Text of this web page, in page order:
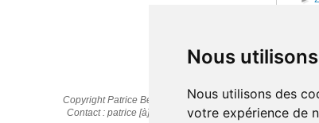
Nous
Nous utilisons des
votre expérience de
Copyright Patrice Bernard © 2010-2025
Contact : patrice [à] cestpasmonidee.fr